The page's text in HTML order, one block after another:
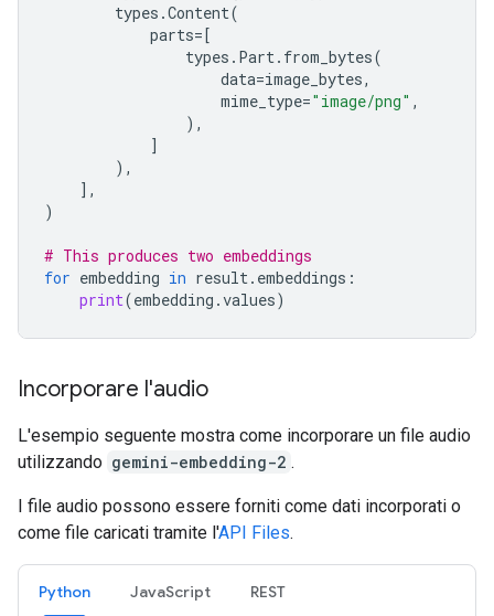
types .Content(
parts=[
types . Part. from_bytes(
data=image_bytes,
mime_type="image/png" ,
),
]
),
],
)
# This produces two embeddings
for embedding in result. embeddings :
print(embedding .values)
Incorporare l'audio
L'esempio seguente mostra come incorporare un file audio
utilizzando gemini-embedding-2 .
I file audio possono essere forniti come dati incorporati o
come file caricati tramite l'API Files.
Python JavaScript REST